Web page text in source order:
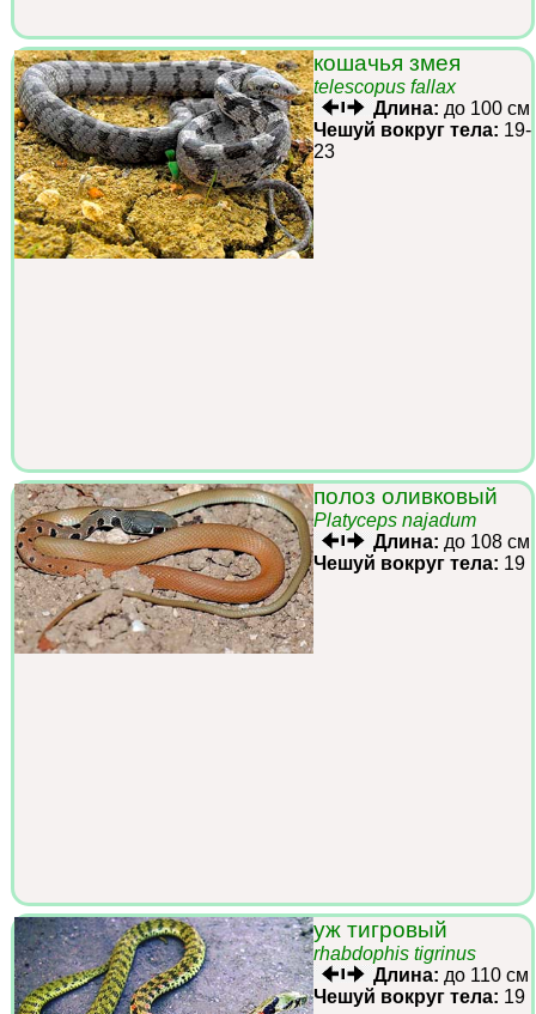
кошачья змея
telescopus fallax
Длина: до 100 см
Чешуй вокруг тела: 19-
23
полоз оливковый
Platyceps najadum
Длина: до 108 см
Чешуй вокруг тела: 19
уж тигровый
rhabdophis tigrinus
Длина: до 110 см
Чешуй вокруг тела: 19